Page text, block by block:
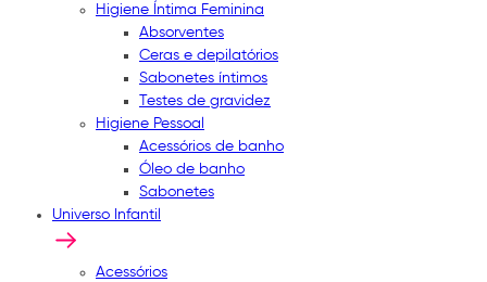
Higiene Íntima Feminina
Absorventes
Ceras e depilatórios
Sabonetes íntimos
Testes de gravidez
Higiene Pessoal
Acessórios de banho
Óleo de banho
Sabonetes
Universo Infantil
Acessórios